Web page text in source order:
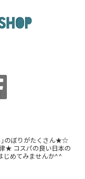
」のぼりがたくさん★☆
★ コスパの良い日本の
じめてみませんか^^